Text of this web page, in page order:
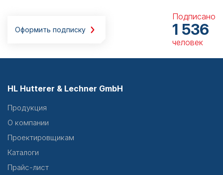
Оформить подписку
Подписано
1 536
человек
HL Hutterer & Lechner GmbH
Продукция
О компании
Проектировщикам
Каталоги
Прайс-лист